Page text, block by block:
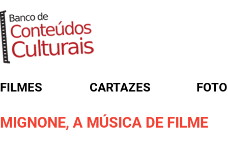
FILMES CARTAZES
MIGNONE, A MÚSICA DE FILME
FORMULÁRIO DE BUSCA